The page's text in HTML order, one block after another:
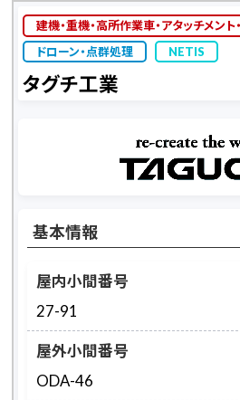
建機・重機・高所作業車・アタッチメント
ドローン・点群処理
NETIS
タグチ工業
基本情報
屋内小間番号
27-91
屋外小間番号
ODA-46